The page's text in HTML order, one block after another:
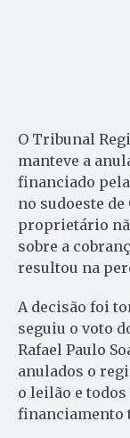
O Tribunal
manteve a
financiado pela
no sudoeste de
proprietário
sobre a
resultou na
A decisão foi
seguiu o voto
Rafael Paulo
anulados o
o leilão e
financiamento